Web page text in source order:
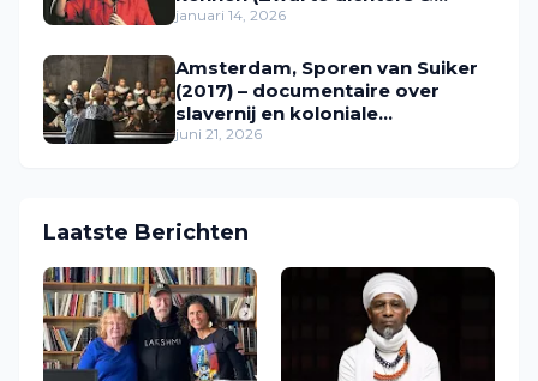
performers in Nederland)
januari 14, 2026
Amsterdam, Sporen van Suiker
(2017) – documentaire over
slavernij en koloniale
geschiedenis
juni 21, 2026
Laatste Berichten